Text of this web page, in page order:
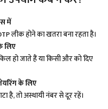
में
लीक होने का खतरा बना रहता है।
लिए
हो जाते हैं या किसी और को दिए
के लिए
है, तो अस्थायी नंबर से दूर रहें।